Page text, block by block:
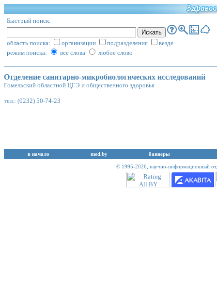
Быстрый поиск:
область поиска: организации подразделения
везде
режим поиска:
все слова любое слово
Отделение санитарно-микробиологических исследований
Гомельский областной ЦГЭ и общественного здоровья
тел.: (0232) 50-74-23
в начало med.by баннеры
© 1995-2026, научно-информационный